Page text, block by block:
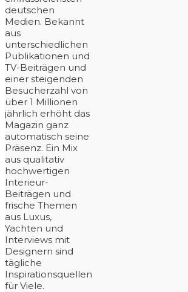
deutschen
Medien. Bekannt
aus
unterschiedlichen
Publikationen und
TV-Beiträgen und
einer steigenden
Besucherzahl von
über 1 Millionen
jährlich erhöht das
Magazin ganz
automatisch seine
Präsenz. Ein Mix
aus qualitativ
hochwertigen
Interieur-
Beiträgen und
frische Themen
aus Luxus,
Yachten und
Interviews mit
Designern sind
tägliche
Inspirationsquellen
für Viele.